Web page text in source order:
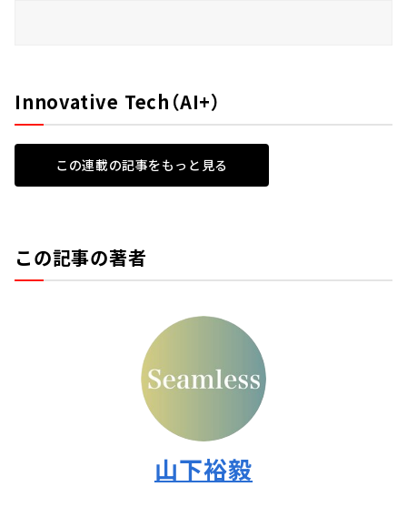
Innovative Tech（AI+）
この連載の記事をもっと見る
この記事の著者
山下裕毅